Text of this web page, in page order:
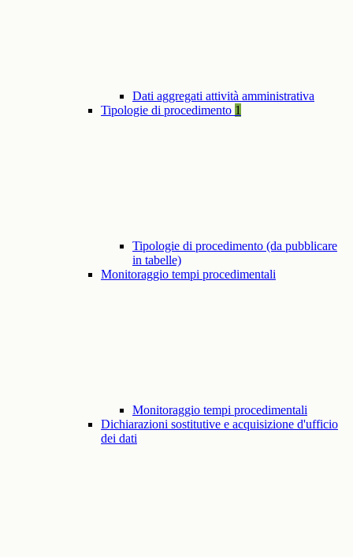
Dati aggregati attività amministrativa
Tipologie di procedimento 1
Tipologie di procedimento (da pubblicare
in tabelle)
Monitoraggio tempi procedimentali
Monitoraggio tempi procedimentali
Dichiarazioni sostitutive e acquisizione d'ufficio
dei dati